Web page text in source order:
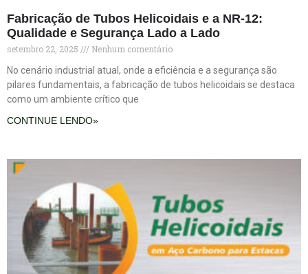
Fabricação de Tubos Helicoidais e a NR-12:
Qualidade e Segurança Lado a Lado
setembro 22, 2025
Nenhum comentário
No cenário industrial atual, onde a eficiência e a segurança são
pilares fundamentais, a fabricação de tubos helicoidais se destaca
como um ambiente crítico que
CONTINUE LENDO»